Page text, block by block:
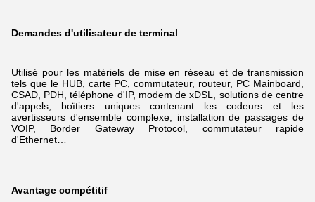
Demandes d'utilisateur de terminal
Utilisé pour les matériels de mise en réseau et de transmission
tels que le HUB, carte PC, commutateur, routeur, PC Mainboard,
CSAD, PDH, téléphone d'IP, modem de xDSL,
solutions de centre
d'appels, boïtiers uniques contenant les codeurs et les
avertisseurs d'ensemble complexe, installation de passages de
VOIP, Border Gateway Protocol, commutateur rapide
d'Ethernet…
Avantage compétitif